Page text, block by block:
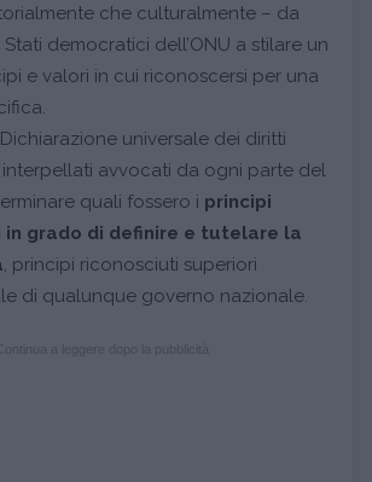
che culturalmente – da
democratici dell’ONU a stilare un
e valori in cui riconoscersi per una
universale dei diritti
avvocati da ogni parte del
quali fossero i principi
in grado di definire e tutelare la
, principi riconosciuti superiori
di qualunque governo nazionale.